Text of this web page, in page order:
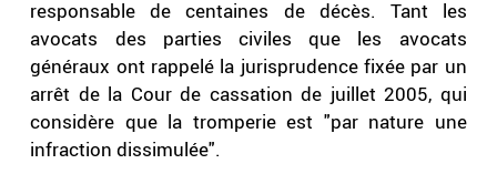
responsable de centaines de décès. Tant les
avocats des parties civiles que les avocats
généraux ont rappelé la jurisprudence fixée par un
arrêt de la Cour de cassation de juillet 2005, qui
considère que la tromperie est "par nature une
infraction dissimulée".